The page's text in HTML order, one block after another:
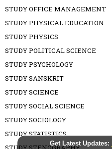
Get Latest Updates:
STUDY OFFICE MANAGEMENT
STUDY PHYSICAL EDUCATION
STUDY PHYSICS
STUDY POLITICAL SCIENCE
STUDY PSYCHOLOGY
STUDY SANSKRIT
STUDY SCIENCE
STUDY SOCIAL SCIENCE
STUDY SOCIOLOGY
STUDY STATISTICS